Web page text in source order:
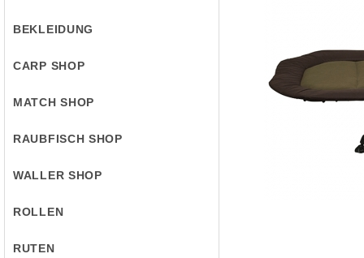
BEKLEIDUNG
CARP SHOP
MATCH SHOP
RAUBFISCH SHOP
WALLER SHOP
ROLLEN
RUTEN